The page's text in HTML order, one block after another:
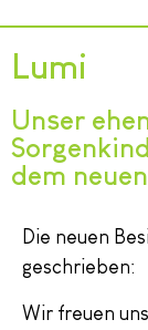
Lumi
Unser
dem
Die neuen
geschrieben:
Wir freuen